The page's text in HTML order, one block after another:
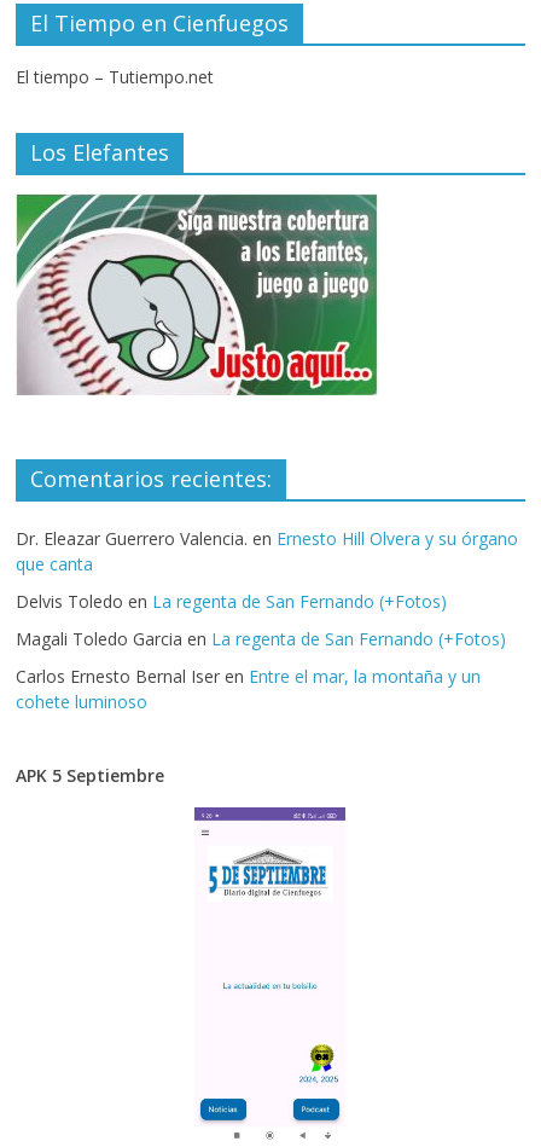
El Tiempo en Cienfuegos
El tiempo – Tutiempo.net
Los Elefantes
Comentarios recientes:
Dr. Eleazar Guerrero Valencia. en Ernesto Hill Olvera y su órgano
que canta
Delvis Toledo en La regenta de San Fernando (+Fotos)
Magali Toledo Garcia en La regenta de San Fernando (+Fotos)
Carlos Ernesto Bernal Iser en Entre el mar, la montaña y un
cohete luminoso
APK 5 Septiembre